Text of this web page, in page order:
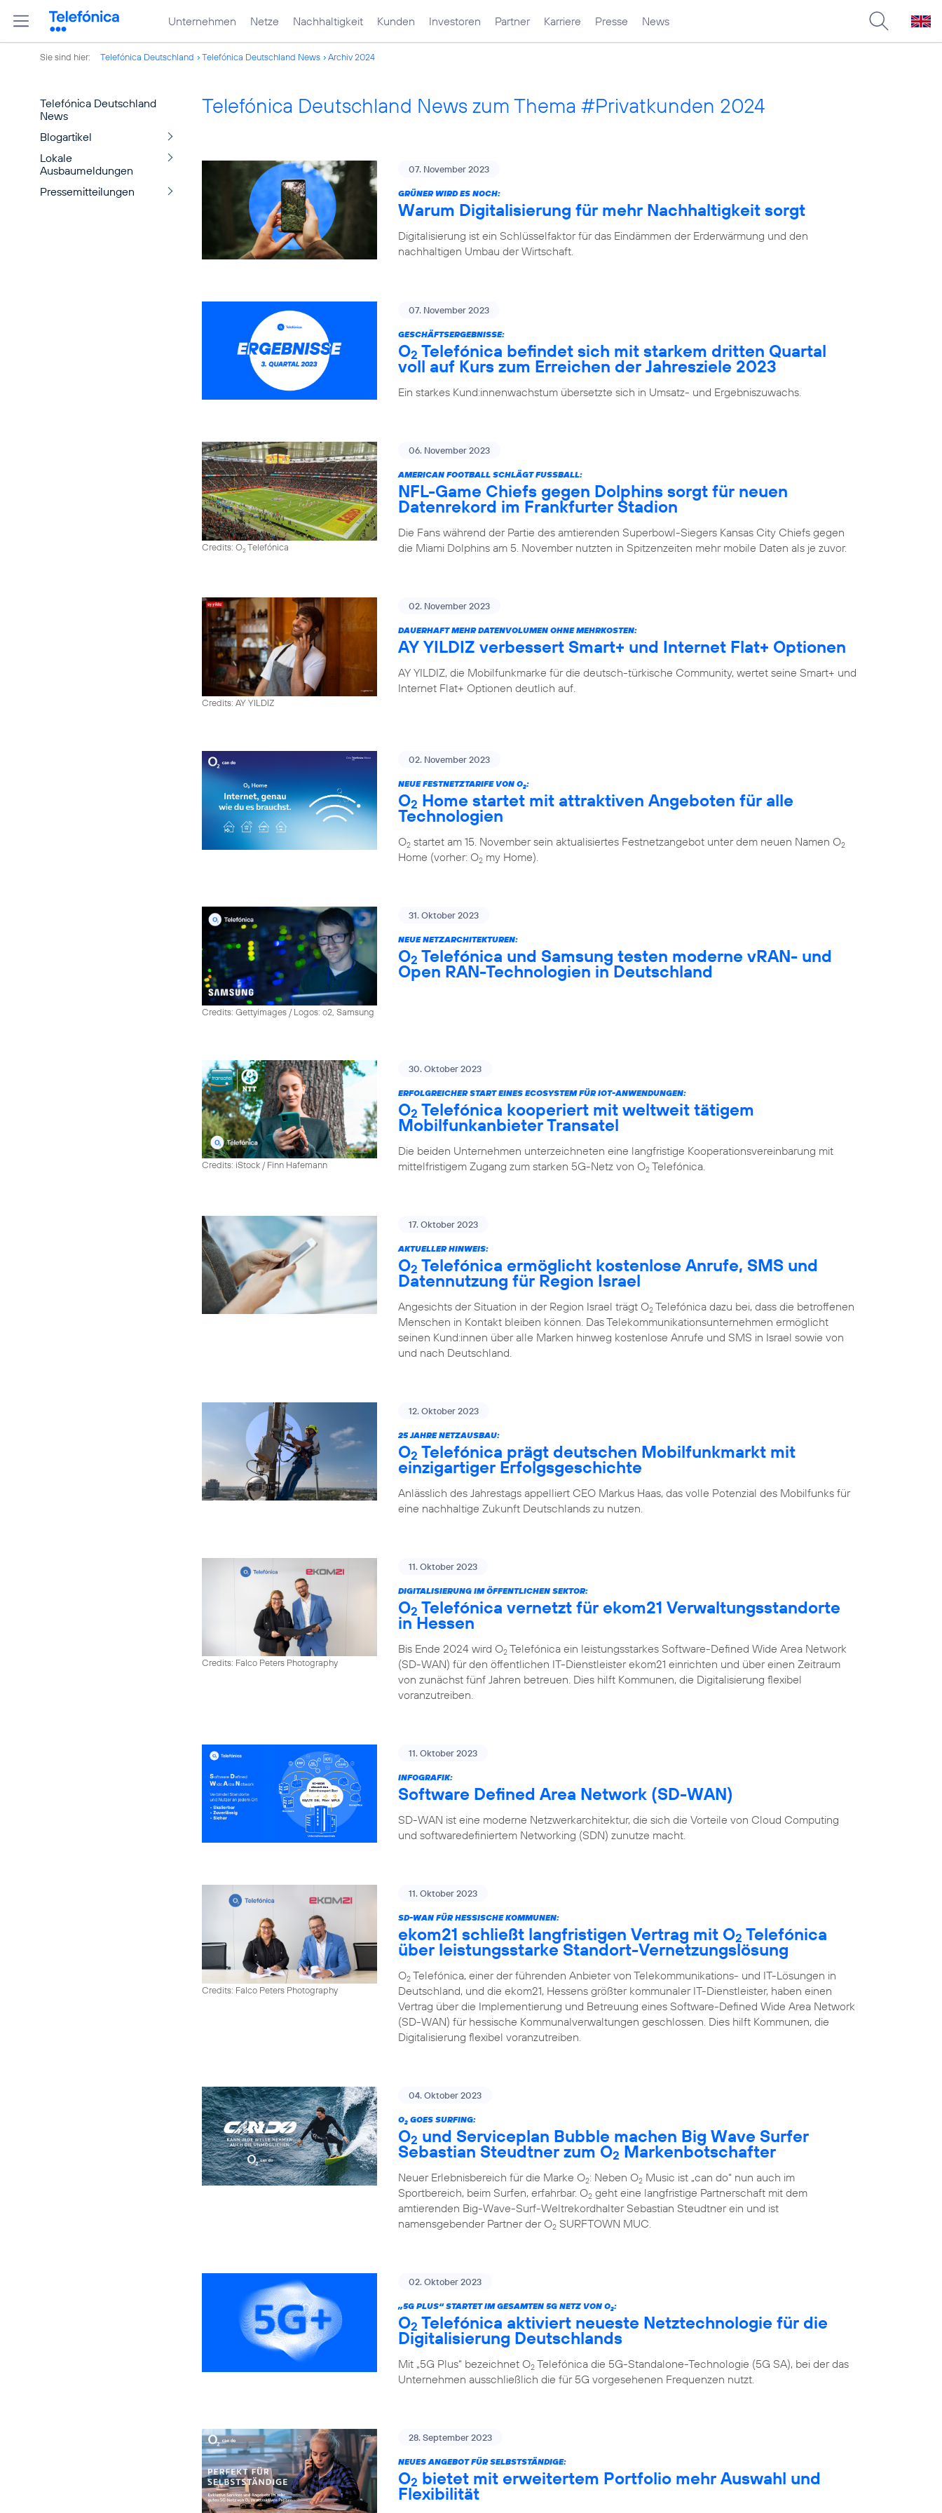
Unternehmen Netze Nachhaltigkeit Kunden Investoren Partner Karriere Presse News
Sie sind hier: Telefónica Deutschland Telefónica Deutschland News Archiv 2024
Telefónica Deutschland
News
Blogartikel
Lokale
Ausbaumeldungen
Pressemitteilungen
Telefónica Deutschland News zum Thema #Privatkunden 2024
07. November 2023
GRÜNER WIRD ES NOCH:
Warum Digitalisierung für mehr Nachhaltigkeit sorgt
Digitalisierung ist ein Schlüsselfaktor für das Eindämmen der Erderwärmung und den
nachhaltigen Umbau der Wirtschaft.
07. November 2023
GESCHÄFTSERGEBNISSE:
O2 Telefónica befindet sich mit starkem dritten Quartal
voll auf Kurs zum Erreichen der Jahresziele 2023
Ein starkes Kund:innenwachstum übersetzte sich in Umsatz- und Ergebniszuwachs.
Credits: O2Telefónica
06. November 2023
AMERICAN FOOTBALL SCHLÄGT FUSSBALL:
NFL-Game Chiefs gegen Dolphins sorgt für neuen
Datenrekord im Frankfurter Stadion
Die Fans während der Partie des amtierenden Superbowl-Siegers Kansas City Chiefs gegen
die Miami Dolphins am 5. November nutzten in Spitzenzeiten mehr mobile Daten als je zuvor.
Credits: AY YILDIZ
02. November 2023
DAUERHAFT MEHR DATENVOLUMEN OHNE MEHRKOSTEN:
AY YILDIZ verbessert Smart+ und Internet Flat+ Optionen
AY YILDIZ, die Mobilfunkmarke für die deutsch-türkische Community, wertet seine Smart+ und
Internet Flat+ Optionen deutlich auf.
02. November 2023
NEUE FESTNETZTARIFE VON O2:
O2 Home startet mit attraktiven Angeboten für alle
Technologien
O2 startet am 15. November sein aktualisiertes Festnetzangebot unter dem neuen Namen O2
Home (vorher: O2 my Home).
Credits: Gettyimages / Logos: o2, Samsung
31. Oktober 2023
NEUE NETZARCHITEKTUREN:
O2 Telefónica und Samsung testen moderne vRAN- und
Open RAN-Technologien in Deutschland
Credits: iStock / Finn Hafemann
30. Oktober 2023
ERFOLGREICHER START EINES ECOSYSTEM FÜR IOT-ANWENDUNGEN:
O2 Telefónica kooperiert mit weltweit tätigem
Mobilfunkanbieter Transatel
Die beiden Unternehmen unterzeichneten eine langfristige Kooperationsvereinbarung mit
mittelfristigem Zugang zum starken 5G-Netz von O2 Telefónica.
17. Oktober 2023
AKTUELLER HINWEIS:
O2 Telefónica ermöglicht kostenlose Anrufe, SMS und
Datennutzung für Region Israel
Angesichts der Situation in der Region Israel trägt O2 Telefónica dazu bei, dass die betroffenen
Menschen in Kontakt bleiben können. Das Telekommunikations­unternehmen ermöglicht
seinen Kund:innen über alle Marken hinweg kostenlose Anrufe und SMS in Israel sowie von
und nach Deutschland.
12. Oktober 2023
25 JAHRE NETZAUSBAU:
O2 Telefónica prägt deutschen Mobilfunkmarkt mit
einzigartiger Erfolgsgeschichte
Anlässlich des Jahrestags appelliert CEO Markus Haas, das volle Potenzial des Mobilfunks für
eine nachhaltige Zukunft Deutschlands zu nutzen.
Credits: Falco Peters Photography
11. Oktober 2023
DIGITALISIERUNG IM ÖFFENTLICHEN SEKTOR:
O2 Telefónica vernetzt für ekom21 Verwaltungsstandorte
in Hessen
Bis Ende 2024 wird O2 Telefónica ein leistungsstarkes Software-Defined Wide Area Network
(SD-WAN) für den öffentlichen IT-Dienstleister ekom21 einrichten und über einen Zeitraum
von zunächst fünf Jahren betreuen. Dies hilft Kommunen, die Digitalisierung flexibel
voranzutreiben.
11. Oktober 2023
INFOGRAFIK:
Software Defined Area Network (SD-WAN)
SD-WAN ist eine moderne Netzwerkarchitektur, die sich die Vorteile von Cloud Computing
und softwaredefiniertem Networking (SDN) zunutze macht.
Credits: Falco Peters Photography
11. Oktober 2023
SD-WAN FÜR HESSISCHE KOMMUNEN:
ekom21 schließt langfristigen Vertrag mit O2 Telefónica
über leistungsstarke Standort-Vernetzungslösung
O2 Telefónica, einer der führenden Anbieter von Telekommunikations- und IT-Lösungen in
Deutschland, und die ekom21, Hessens größter kommunaler IT-Dienstleister, haben einen
Vertrag über die Implementierung und Betreuung eines Software-Defined Wide Area Network
(SD-WAN) für hessische Kommunalverwaltungen geschlossen. Dies hilft Kommunen, die
Digitalisierung flexibel voranzutreiben.
04. Oktober 2023
O2 GOES SURFING:
O2 und Serviceplan Bubble machen Big Wave Surfer
Sebastian Steudtner zum O2 Markenbotschafter
Neuer Erlebnisbereich für die Marke O2: Neben O2 Music ist „can do“ nun auch im
Sportbereich, beim Surfen, erfahrbar. O2 geht eine langfristige Partnerschaft mit dem
amtierenden Big-Wave-Surf-Weltrekordhalter Sebastian Steudtner ein und ist
namensgebender Partner der O2 SURFTOWN MUC.
02. Oktober 2023
„5G PLUS“ STARTET IM GESAMTEN 5G NETZ VON O2:
O2 Telefónica aktiviert neueste Netztechnologie für die
Digitalisierung Deutschlands
Mit „5G Plus“ bezeichnet O2 Telefónica die 5G-Standalone-Technologie (5G SA), bei der das
Unternehmen ausschließlich die für 5G vorgesehenen Frequenzen nutzt.
28. September 2023
NEUES ANGEBOT FÜR SELBSTSTÄNDIGE:
O2 bietet mit erweitertem Portfolio mehr Auswahl und
Flexibilität